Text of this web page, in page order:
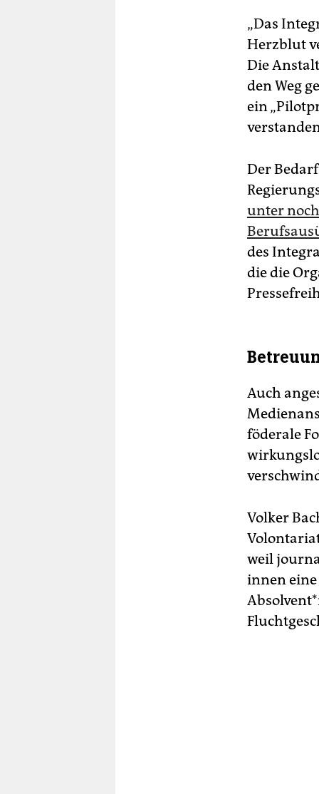
„Das
Herzblut
Die
den Weg
ein
Der
unter
des
die die
Auch
föderale
Volker
weil
in­nen